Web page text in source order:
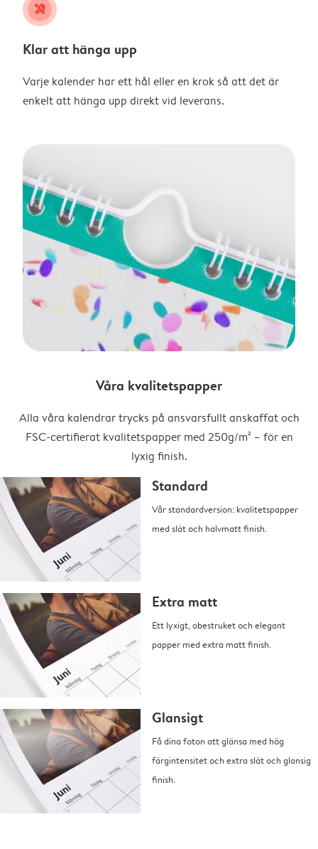
tools
Klar att hänga upp
Varje kalender har ett hål eller en krok så att det är
enkelt att hänga upp direkt vid leverans.
Våra kvalitetspapper
Alla våra kalendrar trycks på ansvarsfullt anskaffat och
FSC-certifierat kvalitetspapper med 250g/m² – för en
lyxig finish.
Standard
Vår standardversion: kvalitetspapper
med slät och halvmatt finish.
Extra matt
Ett lyxigt, obestruket och elegant
papper med extra matt finish.
Glansigt
Få dina foton att glänsa med hög
färgintensitet och extra slät och glansig
finish.